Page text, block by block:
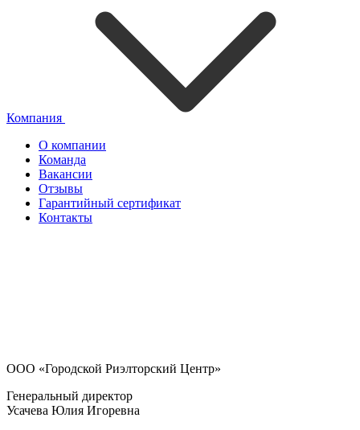
Компания
О компании
Команда
Вакансии
Отзывы
Гарантийный сертификат
Контакты
ООО «Городской Риэлторский Центр»
Генеральный директор
Усачева Юлия Игоревна